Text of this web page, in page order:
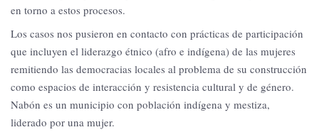
en torno a estos procesos.
Los casos nos pusieron en contacto con prácticas de participación
que incluyen el liderazgo étnico (afro e indígena) de las mujeres
remitiendo las democracias locales al problema de su construcción
como espacios de interacción y resistencia cultural y de género.
Nabón es un municipio con población indígena y mestiza,
liderado por una mujer.